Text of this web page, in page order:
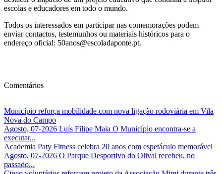
escolas e educadores em todo o mundo.
Todos os interessados em participar nas comemorações podem
enviar contactos, testemunhos ou materiais históricos para o
endereço oficial: 50anos@escoladaponte.pt.
Comentários
Município reforça mobilidade com nova ligação rodoviária em Vila
Nova do Campo
Agosto, 07-2026 Luís Filipe Maia O Município encontra-se a
executar...
Academia Paty Fitness celebra 20 anos com espetáculo memorável
Agosto, 07-2026 O Parque Desportivo do Olival recebeu, no
passado...